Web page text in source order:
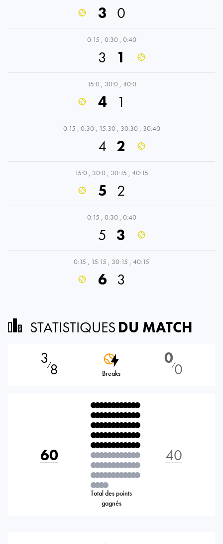
3 0
0:15 , 0:30 , 0:40
3 1
15:0 , 30:0 , 40:0
4 1
0:15 , 0:30 , 15:30 , 30:30 , 30:40
4 2
15:0 , 30:0 , 30:15 , 40:15
5 2
0:15 , 0:30 , 0:40
5 3
0:15 , 15:15 , 30:15 , 40:15
6 3
STATISTIQUES DU MATCH
3⁄8 Breaks
0⁄0
60
Total des points
gagnés
40